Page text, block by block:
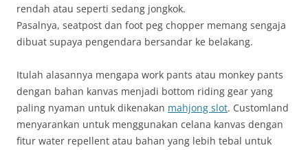
rendah atau seperti sedang jongkok.
Pasalnya, seatpost dan foot peg chopper memang sengaja
dibuat supaya pengendara bersandar ke belakang.
Itulah alasannya mengapa work pants atau monkey pants
dengan bahan kanvas menjadi bottom riding gear yang
paling nyaman untuk dikenakan mahjong slot. Customland
menyarankan untuk menggunakan celana kanvas dengan
fitur water repellent atau bahan yang lebih tebal untuk